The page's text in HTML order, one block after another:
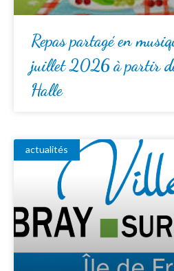
Repas partagé en
juillet 2026 à partir
Halle
actualités